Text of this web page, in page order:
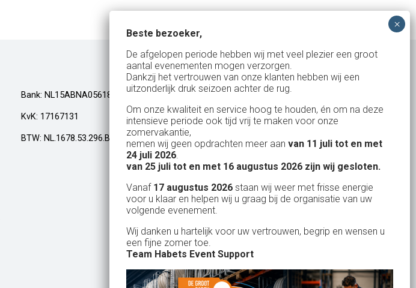
Top!
Al een aantal jaar huren wij in Geldrop
een kamphuis met vrienden. We huren
dan een bar incl vaten bier en deze
wordt netjes voor ons neergezet. Er zit
doen als je een vat gaat verwisselen.
Alle spullen worden op maandag ook
weer netjes opgehaald ook al zijn wij
dan weer thuis ;) In het warme weekend
Habets dacht direct mee, toen wij op
zeer korte termijn een feest wilden
geven in onze eigen achtertuin. De
service van Habets sloot ook dit keer
weer naadloos aan op onze eigen
ideeen en inbreng. Materialen werden
keurig volgens afspraak geleverd, alles
Bank: NL15ABNA0561810710
KvK: 17167131
BTW: NL.1678.53.296.B01
Uw partner in:
Evenementen verhuur
Partyverhuur
Je vindt ons op
Beste bezoeker,
De afgelopen periode hebben wij met veel plezier een groot
aantal evenementen mogen verzorgen.
Dankzij het vertrouwen van onze klanten hebben wij een
uitzonderlijk druk seizoen achter de rug.
Om onze kwaliteit en service hoog te houden, én om na deze
intensieve periode ook tijd vrij te maken voor onze
zomervakantie,
nemen wij geen opdrachten meer aan van 11 juli tot en met
24 juli 2026.
van 25 juli tot en met 16 augustus 2026 zijn wij gesloten.
Vanaf 17 augustus 2026 staan wij weer met frisse energie
voor u klaar en helpen wij u graag bij de organisatie van uw
volgende evenement.
Wij danken u hartelijk voor uw vertrouwen, begrip en wensen u
een fijne zomer toe.
Team Habets Event Support